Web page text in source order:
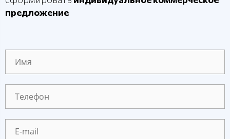
предложение